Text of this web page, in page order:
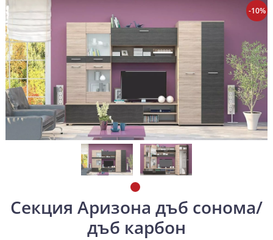
-10%
-10%
Секция Аризона дъб сонома/
дъб карбон